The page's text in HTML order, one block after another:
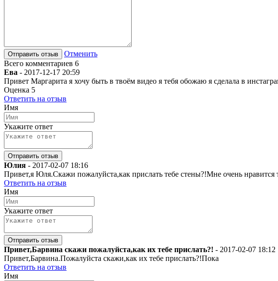
Отменить
Всего комментариев 6
Ева - 2017-12-17 20:59
Привет Маргарита я хочу быть в твоём видео я тебя обожаю я сделала в
Оценка 5
Ответить на отзыв
Имя
Укажите ответ
Юлия - 2017-02-07 18:16
Привет,я Юля.Скажи пожалуйста,как прислать тебе стены?!Мне очень
Ответить на отзыв
Имя
Укажите ответ
Привет,Барвина скажи пожалуйста,как их тебе прислать?! - 2017-02-07 18:12
Привет,Барвина.Пожалуйста скажи,как их тебе прислать?!Пока
Ответить на отзыв
Имя